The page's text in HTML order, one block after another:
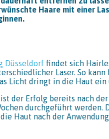
Haare mit einer
Düsseldorf findet sich
Laser. So
Licht dringt in die Haut
der Erfolg bereits nach
durchgeführt
Haut nach der